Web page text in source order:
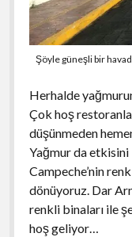
Şöyle güneşli bir
Herhalde
Çok hoş
düşünmeden
Yağmur da
Campeche’nin
dönüyoruz. Dar
renkli binaları ile
hoş geliyor…